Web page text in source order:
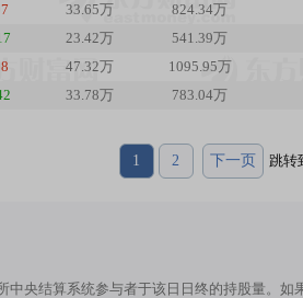
33.65万 824.34万
23.42万 541.39万
47.32万 1095.95万
33.78万 783.04万
1 2 下一页 跳转
中央结算系统参与者于该日日终的持股量。